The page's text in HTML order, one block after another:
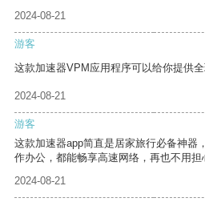
2024-08-21
游客
这款加速器VPM应用程序可以给你提供
2024-08-21
游客
这款加速器app简直是居家旅行必备神器
作办公，都能畅享高速网络，再也不用担
2024-08-21